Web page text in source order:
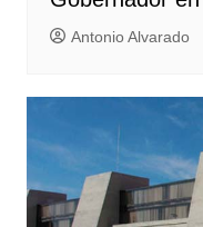
Antonio Alvarado